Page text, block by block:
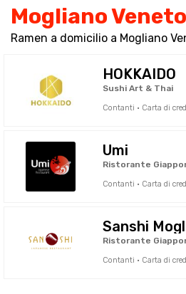
Mogliano Veneto
Ramen a domicilio a Mogliano
HOKKAIDO
Sushi Art & Thai
Contanti · Carta di
Umi
Ristorante
Contanti · Carta di
Sanshi
Ristorante
Contanti · Carta di